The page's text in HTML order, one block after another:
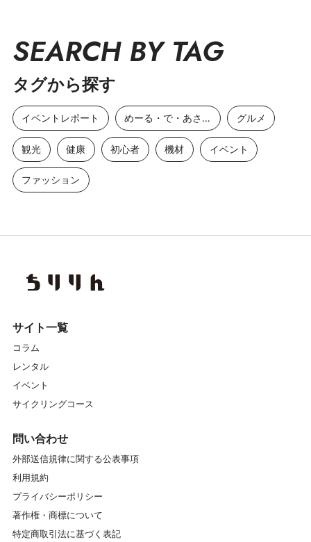
SEARCH BY TAG
タグから探す
イベントレポート めーる・で・あさひ グルメ
観光 健康 初心者 機材 イベント
ファッション
サイト一覧
コラム
レンタル
イベント
サイクリングコース
問い合わせ
外部送信規律に関する公表事項
利用規約
プライバシーポリシー
著作権・商標について
特定商取引法に基づく表記